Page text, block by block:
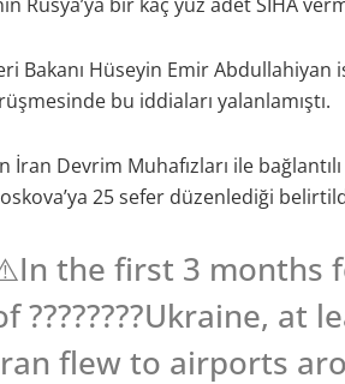
Bakanı Hüseyin Emir Abdullahiyan
bu iddiaları yalanlamıştı.
İran Devrim Muhafızları ile
25 sefer düzenlediği
the first 3 months
????????Ukraine, at
flew to airports